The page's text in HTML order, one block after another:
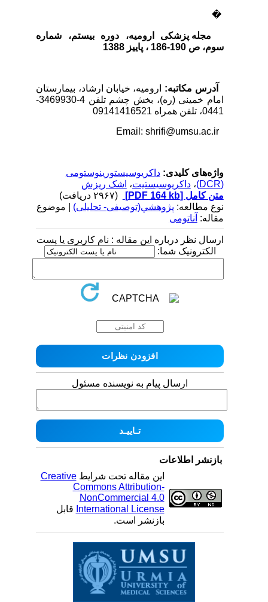
�
مجله پزشکی ارومیه، دوره بیستم، شماره‌
سوم، ص 190-186 ، پاییز 1388
آدرس مکاتبه:ارومیه، خیابان ارشاد، بیمارستان
امام خمینی (ره)، بخش چشم تلفن 4-3469930-
0441، تلفن همراه 09141416521
shrifi@umsu.ac.ir
واژه‌های کلیدی:داکریوسیستورینوستومی
،داکریوسیستیت،اشک ریزش
متن کامل[PDF 164 kb]
نوع مطالعه:پژوهشي(توصیفی- تحلیلی) | موضوع
مقاله:آناتومی
ارسال نظر درباره این مقاله : نام کاربری یا پست
الکترونیک شما:
ارسال پیام به نویسنده مسئول
بازنشر اطلاعات
این مقاله تحت شرایطCreative
Commons Attribution-
NonCommercial 4.0
International Licenseقابل
بازنشر است.